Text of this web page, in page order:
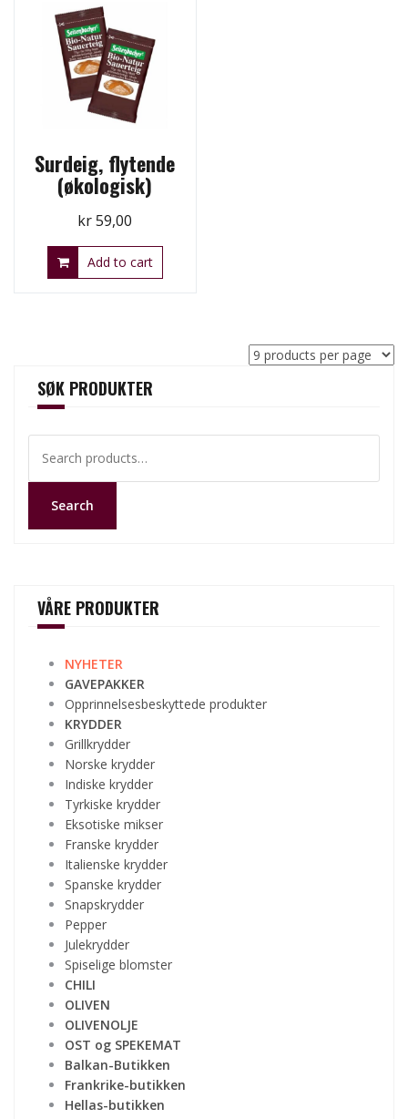
Surdeig, flytende
(økologisk)
kr59,00
Add to cart
SØK PRODUKTER
for:
Search
VÅRE PRODUKTER
NYHETER
GAVEPAKKER
Opprinnelsesbeskyttede produkter
KRYDDER
Grillkrydder
Norske krydder
Indiske krydder
Tyrkiske krydder
Eksotiske mikser
Franske krydder
Italienske krydder
Spanske krydder
Snapskrydder
Pepper
Julekrydder
Spiselige blomster
CHILI
OLIVEN
OLIVENOLJE
OST og SPEKEMAT
Balkan-Butikken
Frankrike-butikken
Hellas-butikken